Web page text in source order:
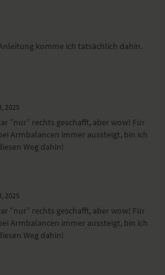
(Asanas)
im Sitzen
Hund – Adho Muka Shvanasana
– Balasana
Adho Muka Shvanasana
Prasarita Eka Padasana
Parsvakonasana
– Parsvottanasana
Chandra Chapasana
komme ich tatsächlich dahin.
2025
”nur” rechts geschafft, aber wow! Für
Armbalancen immer aussteigt, bin ich
Weg dahin!
2025
”nur” rechts geschafft, aber wow! Für
Armbalancen immer aussteigt, bin ich
Weg dahin!